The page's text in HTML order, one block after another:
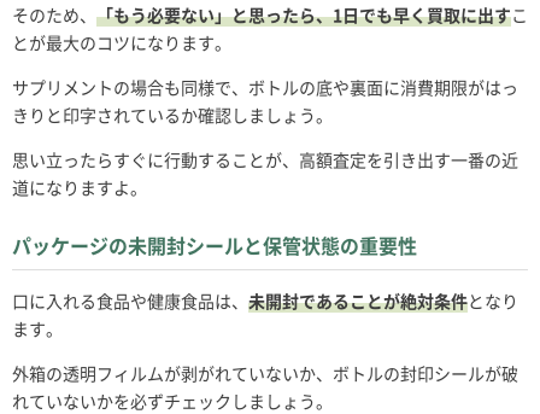
そのため、 「もう必要ない」と思ったら、1日でも早く買取に出すこ
とが最大のコツになります。
サプリメントの場合も同様で、ボトルの底や裏面に消費期限がはっ
きりと印字されているか確認しましょう。
思い立ったらすぐに行動することが、高額査定を引き出す一番の近
道になりますよ。
パッケージの未開封シールと保管状態の重要性
口に入れる食品や健康食品は、 未開封であることが絶対条件となり
ます。
外箱の透明フィルムが剥がれていないか、ボトルの封印シールが破
れていないかを必ずチェックしましょう。